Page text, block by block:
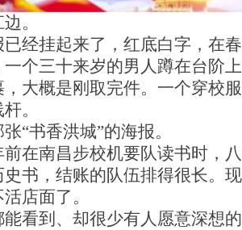
。
经挂起来了，红底白字，在
个三十来岁的男人蹲在台阶
大概是刚取完件。一个穿校
。
“书香洪城”的海报。
前在南昌步校机要队读书时，
史书，结账的队伍排得很长。
店面了。
看到、却很少有人愿意深想